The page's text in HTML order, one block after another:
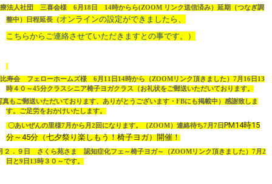
法人社団 三喜会様 6月 18 日 14時から ら(ZOOM リンク送信済み）延期（つなぎ調
整中）日程延長（オンラインの設定ができましたら、
こちらからご連絡させていただきますとの事です。）
寿会 フェローホームズ様 6 月 11 日 14時から（ZOOMリンク頂きました）7月16日13
時４０～45分クラスシニア椅子ヨガクラス（お礼状をご郵送いただいております。
真もご郵送いただいております、ありがとうございます・FBにも掲載中）感謝致しま
す。ご足労をおかけいたします。
〇あいぜんの里様7月から月2回になります。（ZOOM）連絡待ち7月7日PM14時15
分～45分（七夕祭り楽しもう！椅子ヨガ）開催！
２．９日 さくら苑さま 認知症化フェ～椅子ヨガ～（ZOOMリンク頂きました）7月2
日と9日13時３０～です。